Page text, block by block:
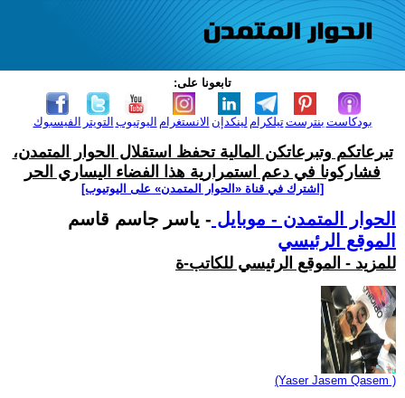
تابعونا على:
الفيسبوك التويتر اليوتيوب الانستغرام لينكدإن تيلكرامبنترست بودكاست
تبرعاتكم وتبرعاتكن المالية تحفظ استقلال الحوار المتمدن،
فشاركونا في دعم استمرارية هذا الفضاء اليساري الحر
[اشترك في قناة ‫«الحوار المتمدن» على اليوتيوب]
الحوار المتمدن - موبايل - ياسر جاسم قاسم
الموقع الرئيسي
للمزيد - الموقع الرئيسي للكاتب-ة
(Yaser Jasem Qasem )